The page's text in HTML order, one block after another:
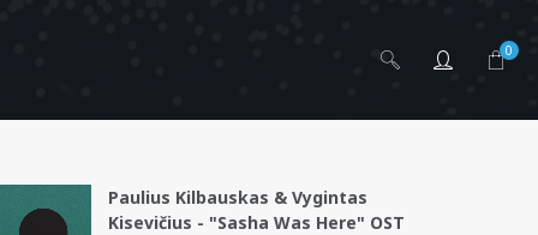
0
Paulius Kilbauskas & Vygintas
Kisevičius - "Sasha Was Here" OST